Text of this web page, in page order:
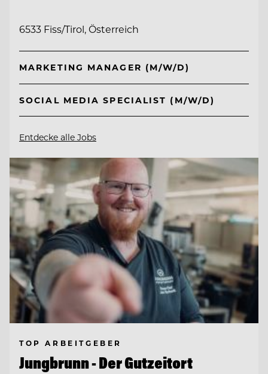
6533 Fiss/Tirol, Österreich
MARKETING MANAGER (M/W/D)
SOCIAL MEDIA SPECIALIST (M/W/D)
Entdecke alle Jobs
TOP ARBEITGEBER
Jungbrunn - Der Gutzeitort